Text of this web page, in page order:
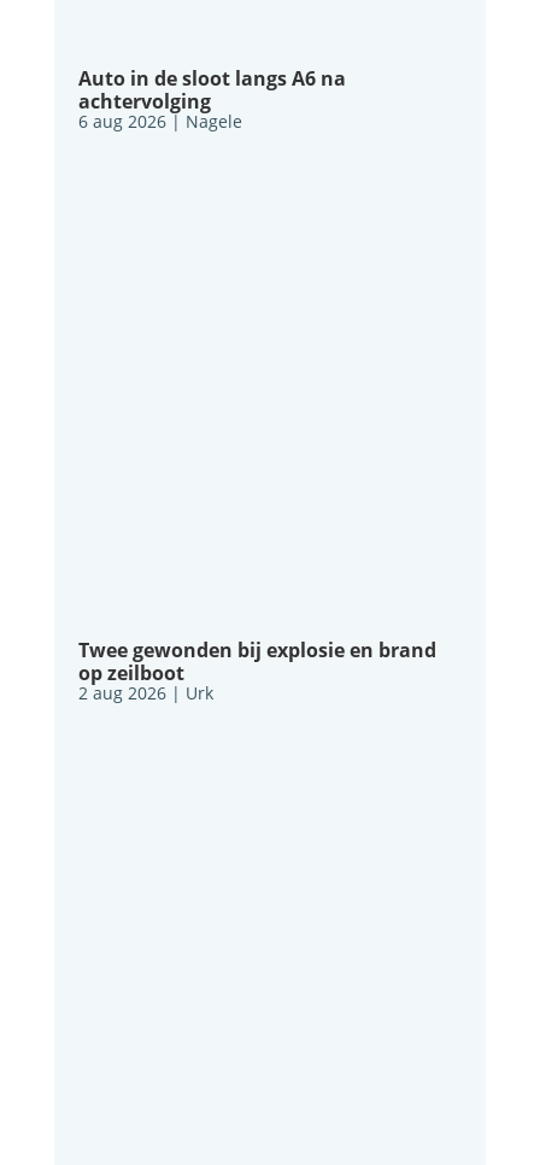
Auto in de sloot langs A6 na
achtervolging
6 aug 2026| Nagele
Twee gewonden bij explosie en brand
op zeilboot
2 aug 2026| Urk